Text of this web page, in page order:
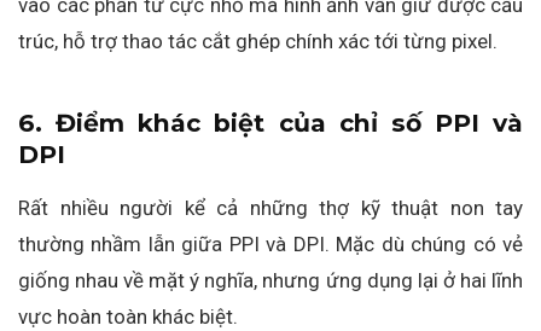
vào các phần tử cực nhỏ mà hình ảnh vẫn giữ được cấu
trúc, hỗ trợ thao tác cắt ghép chính xác tới từng pixel.
6. Điểm khác biệt của chỉ số PPI và
DPI
Rất nhiều người kể cả những thợ kỹ thuật non tay
thường nhầm lẫn giữa PPI và DPI. Mặc dù chúng có vẻ
giống nhau về mặt ý nghĩa, nhưng ứng dụng lại ở hai lĩnh
vực hoàn toàn khác biệt.